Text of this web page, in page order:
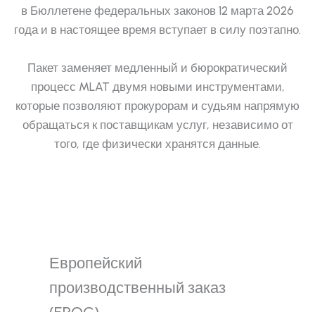
в Бюллетене федеральных законов 12 марта 2026
года и в настоящее время вступает в силу поэтапно.
Пакет заменяет медленный и бюрократический
процесс MLAT двумя новыми инструментами,
которые позволяют прокурорам и судьям напрямую
обращаться к поставщикам услуг, независимо от
того, где физически хранятся данные.
Европейский
производственный заказ